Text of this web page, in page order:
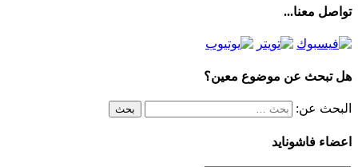
تواصل معنا...
هل تبحث عن موضوع معين؟
البحث عن:
اعضاء فاشونايد